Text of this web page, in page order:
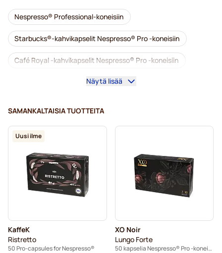
Nespresso® Professional-koneisiin
Starbucks®-kahvikapselit Nespresso® Pro -koneisiin
Café Royal -kahvikapselit Nespresso® Pro -koneisiin
Nespresso® Professional -kahvikoneet
Kofeiinittomat kahvit Nespresso® Pro -koneisiin
Kapselit Nespresso® Pro-koneisiin
Gimoka-kapselit Nespresso® Pro -koneisiin
Kaffekapslen-kapselit Nespresso® Professional -koneisiin
Näytä lisää
SAMANKALTAISIA TUOTTEITA
Uusi ilme
KaffeK
Ristretto
50 Pro-capsules for Nespresso®
XO Noir
Lungo Forte
50 kapselia Nespresso® Pro -koneisiin